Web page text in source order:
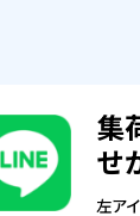
集
せ
左ア